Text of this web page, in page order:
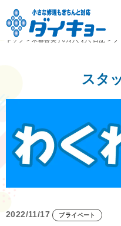
トップ
> 木暮喜美子のわくわく日記 >
スタ
2022/11/17 プライベート